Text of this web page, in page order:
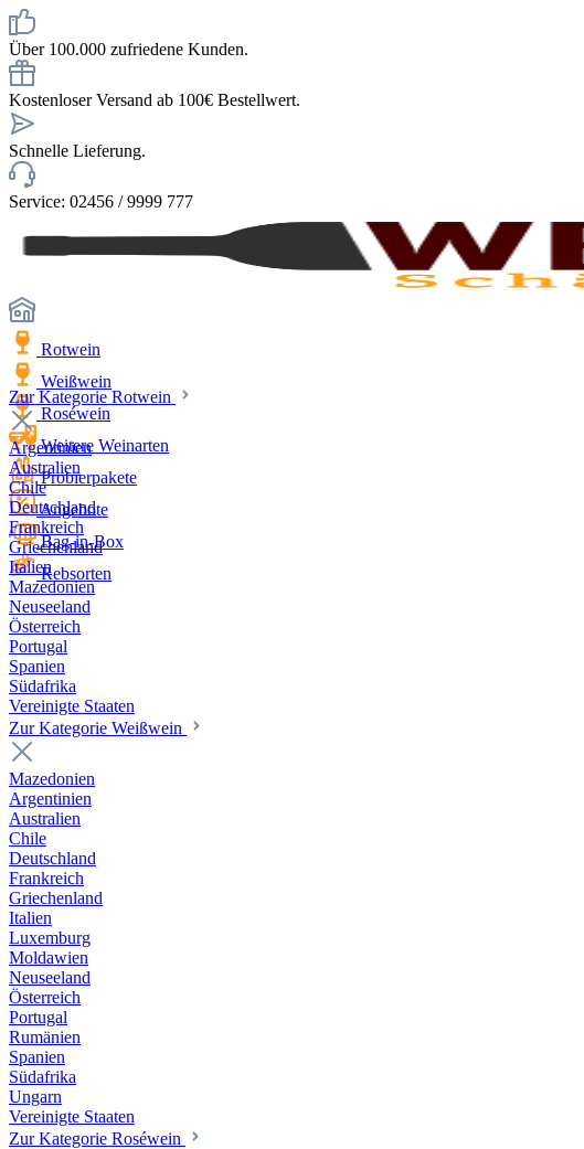
Über 100.000 zufriedene Kunden.
Kostenloser Versand ab 100€ Bestellwert.
Schnelle Lieferung.
Service: 02456 / 9999 777
Rotwein
Weißwein
Roséwein
Weitere Weinarten
Probierpakete
Angebote
Bag-in-Box
Rebsorten
Zur Kategorie Rotwein
Argentinien
Australien
Chile
Deutschland
Frankreich
Griechenland
Italien
Mazedonien
Neuseeland
Österreich
Portugal
Spanien
Südafrika
Vereinigte Staaten
Zur Kategorie Weißwein
Mazedonien
Argentinien
Australien
Chile
Deutschland
Frankreich
Griechenland
Italien
Luxemburg
Moldawien
Neuseeland
Österreich
Portugal
Rumänien
Spanien
Südafrika
Ungarn
Vereinigte Staaten
Zur Kategorie Roséwein